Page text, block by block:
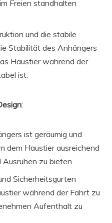
Freien standhalten
und die stabile
Stabilität des Anhängers
Haustier während der
ist.
:
ist geräumig und
dem Haustier ausreichend
zu bieten.
Sicherheitsgurten
während der Fahrt zu
Aufenthalt zu